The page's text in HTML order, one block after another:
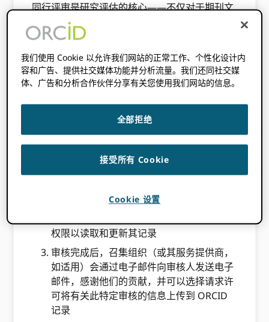
同行评审是研究评估的核心——不仅对于期刊文
章发表，而且对于会议规划、授予赠款以及做出
聘用、晋升和任期决定。 嵌入 ORCID 将 iD 加
入您的审阅工作流程有助于简化流程、改进人员
数据库的管理并为您的审阅者提供认可。
通常，同行评审工作流程将遵循下面描述的模
式，尽管这可能会因特定用例而异。
在审稿过程中，要求审稿人提供他们的
ORCID iD 通过登录他们的 ORCID 记录或注
册一个新的 iD 如果他们还没有。 这可以在
权限以读取和更新其记录
审核完成后，召集组织（或其服务提供商，
如适用）会通过电子邮件向审核人发送电子
邮件，感谢他们的贡献，并可以选择请求许
可将有关此特定审核的信息上传到 ORCID
记录
我们使用 Cookie 以允许我们网站的正常工作、个性化设计内
容和广告、提供社交媒体功能并分析流量。我们还同社交媒
体、广告和分析合作伙伴分享有关您使用我们网站的信息。
全部拒绝
接受所有 Cookie
Cookie 设置